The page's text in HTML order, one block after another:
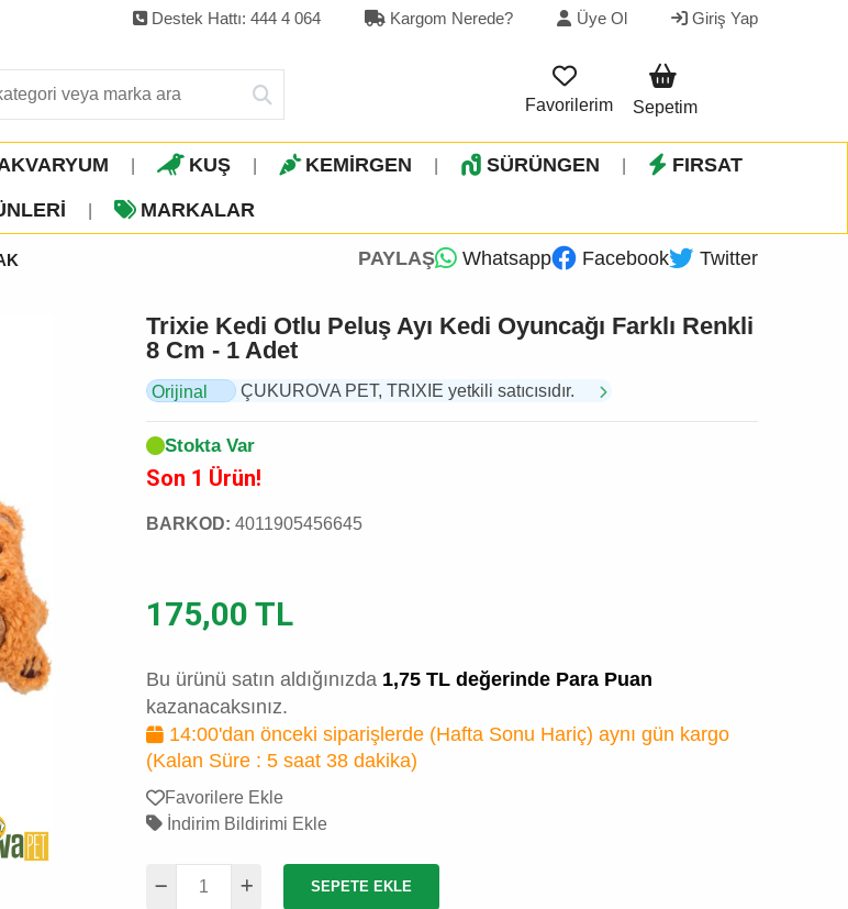
Destek Hattı: 444 4 064 Kargom Nerede? Üye Ol Giriş Yap
Favorilerim Sepetim
KUŞ KEMİRGEN SÜRÜNGEN FIRSAT
MARKALAR
PAYLAŞ Whatsapp Facebook Twitter
Trixie Kedi Otlu Peluş Ayı Kedi Oyuncağı Farklı Renkli
8 Cm - 1 Adet
Orijinal
ÇUKUROVA PET, TRIXIE yetkili satıcısıdır.
Stokta Var
Son 1 Ürün!
BARKOD: 4011905456645
175,00 TL
Bu ürünü satın aldığınızda 1,75 TL değerinde Para Puan
kazanacaksınız.
14:00'dan önceki siparişlerde (Hafta Sonu Hariç) aynı gün kargo
(Kalan Süre : 5 saat 38 dakika)
Favorilere Ekle
İndirim Bildirimi Ekle
SEPETE EKLE